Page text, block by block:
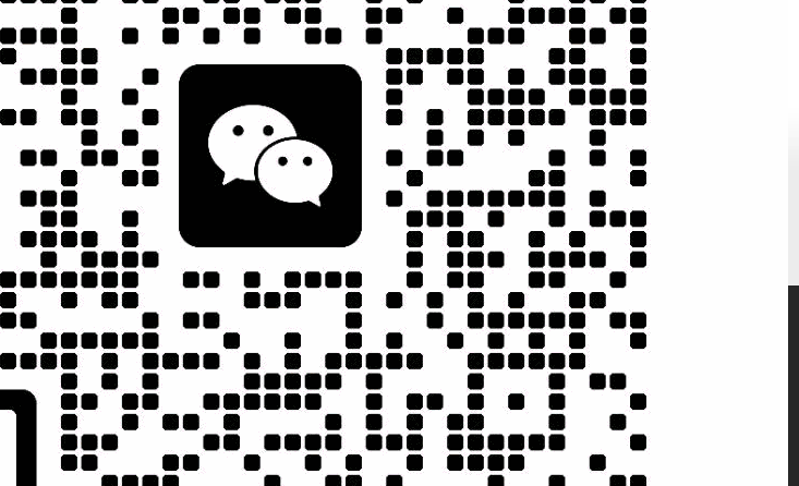
信
百度推广合作
伙伴
营销型网站
建设领先者
例实施成果
网络营销与建
站技术并重
郑州网站优化 淘英网 营销型网站建设
88888 789
3874 6486
至周五 8:30-18:30
周六 8:30-12:30
关注我们
协城科技
微信二维码
微信扫一扫，知
晓电子商务动态
erencai168